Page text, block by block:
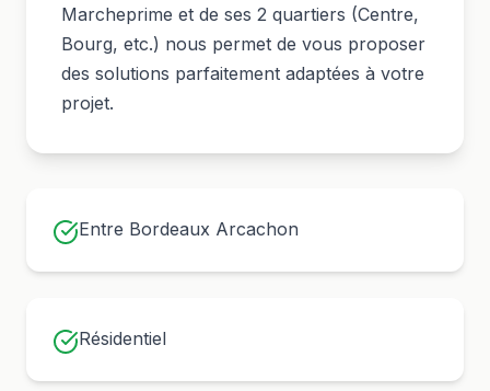
Marcheprime et de ses 2 quartiers (Centre,
Bourg, etc.) nous permet de vous proposer
des solutions parfaitement adaptées à votre
projet.
Entre Bordeaux Arcachon
Résidentiel